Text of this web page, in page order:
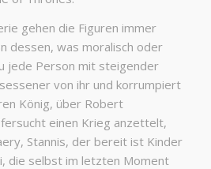
gehen die Figuren immer
dessen, was moralisch oder
jede Person mit steigender
von ihr und korrumpiert
König, über Robert
einen Krieg anzettelt,
Stannis, der bereit ist Kinder
die selbst im letzten Moment